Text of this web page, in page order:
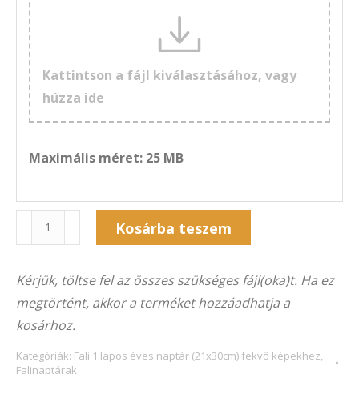
Kattintson a fájl kiválasztásához, vagy
húzza ide
Maximális méret: 25 MB
Naptár
1F-
(21×30
cm)
fekvő
képekhez
mennyiség
Kosárba teszem
Kérjük, töltse fel az összes szükséges fájl(oka)t. Ha ez
megtörtént, akkor a terméket hozzáadhatja a
kosárhoz.
Kategóriák: Fali 1 lapos éves naptár (21x30cm) fekvő képekhez,
Falinaptárak